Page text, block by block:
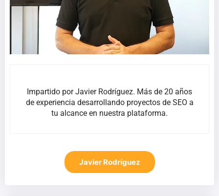
Impartido por Javier Rodríguez. Más de 20 años
de experiencia desarrollando proyectos de SEO a
tu alcance en nuestra plataforma.
Javier Rodríguez